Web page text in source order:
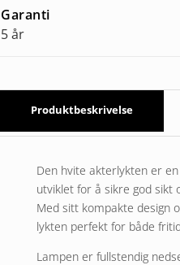
Garanti
5 år
Produktbeskrivelse
Den hvite akterlykten er
utviklet for å sikre god sikt
Med sitt kompakte design
lykten perfekt for både
Lampen er fullstendig